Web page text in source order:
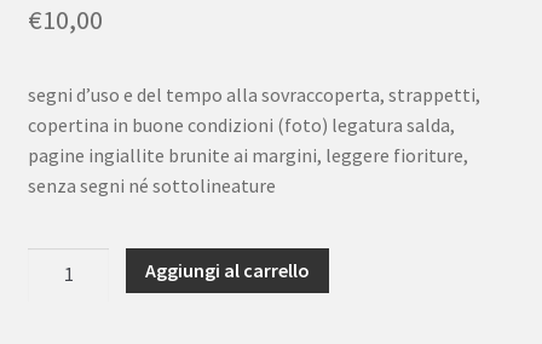
€10,00
segni d’uso e del tempo alla sovraccoperta, strappetti,
copertina in buone condizioni (foto) legatura salda,
pagine ingiallite brunite ai margini, leggere fioriture,
senza segni né sottolineature
Aggiungi al carrello